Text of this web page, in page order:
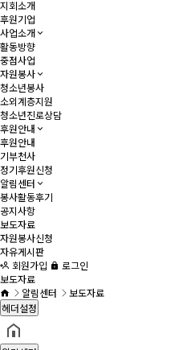
지회소개
후원기업
사업소개
활동방향
중점사업
자원봉사
청소년봉사
소외계층지원
청소년진로상담
후원안내
후원안내
기부천사
정기후원신청
알림센터
봉사활동후기
공지사항
보도자료
자원봉사신청
자유게시판
회원가입
로그인
보도자료
알림센터
보도자료
헤더설정